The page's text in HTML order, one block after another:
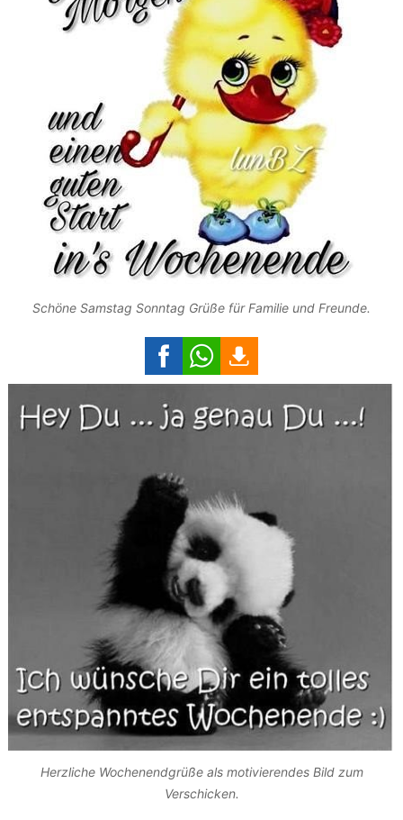
Schöne Samstag Sonntag Grüße für Familie und Freunde.
Herzliche Wochenendgrüße als motivierendes Bild zum
Verschicken.